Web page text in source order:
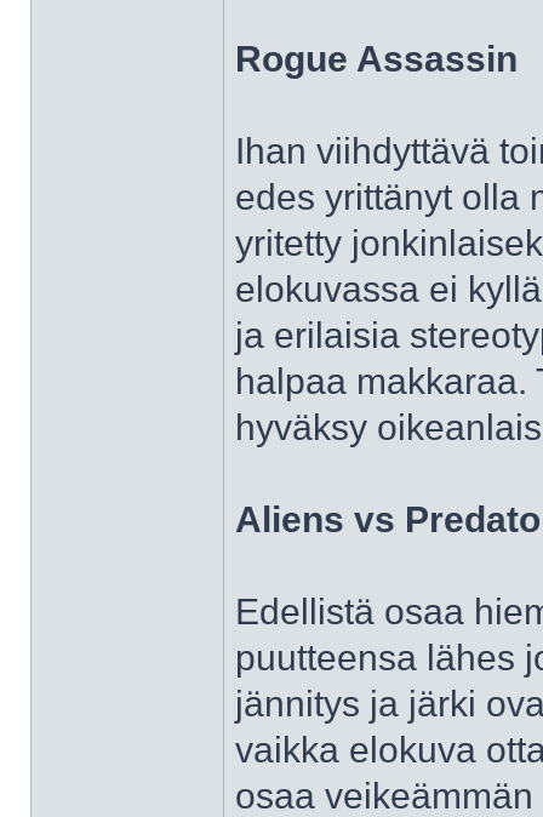
Rogue Assassin
Ihan viihdyttävä
edes yrittänyt olla
yritetty
elokuvassa ei
ja erilaisia
halpaa makkaraa.
hyväksy
Aliens vs
Edellistä osaa
puutteensa lähes
jännitys ja järki
vaikka elokuva
osaa